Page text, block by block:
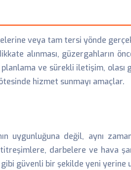
veya tam tersi yönde
alınması, güzergahların
ve sürekli iletişim,
hizmet sunmayı amaçlar.
uygunluğuna değil, aynı
darbelere ve hava
güvenli bir şekilde yeni yerine